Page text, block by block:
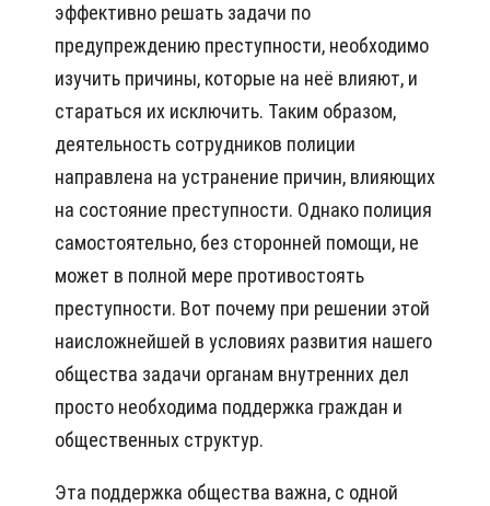
эффективно решать задачи по
предупреждению преступности, необходимо
изучить причины, которые на неё влияют, и
стараться их исключить. Таким образом,
деятельность сотрудников полиции
направлена на устранение причин, влияющих
на состояние преступности. Однако полиция
самостоятельно, без сторонней помощи, не
может в полной мере противостоять
преступности. Вот почему при решении этой
наисложнейшей в условиях развития нашего
общества задачи органам внутренних дел
просто необходима поддержка граждан и
общественных структур.
Эта поддержка общества важна, с одной